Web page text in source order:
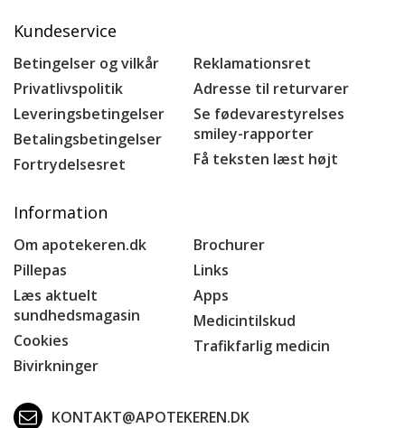
Kundeservice
Betingelser og vilkår
Privatlivspolitik
Leveringsbetingelser
Betalingsbetingelser
Fortrydelsesret
Reklamationsret
Adresse til returvarer
Se fødevarestyrelses
smiley-rapporter
Få teksten læst højt
Information
Om apotekeren.dk
Pillepas
Læs aktuelt
sundhedsmagasin
Cookies
Bivirkninger
Brochurer
Links
Apps
Medicintilskud
Trafikfarlig medicin
KONTAKT@APOTEKEREN.DK